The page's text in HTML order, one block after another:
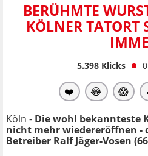
BERÜHMTE
KÖLNER TATORT
5.398Klicks 0
❤️ 😂 😱
Köln - Die wohl bekannteste
nicht mehr wiedereröffnen -
Betreiber Ralf Jäger-Vosen